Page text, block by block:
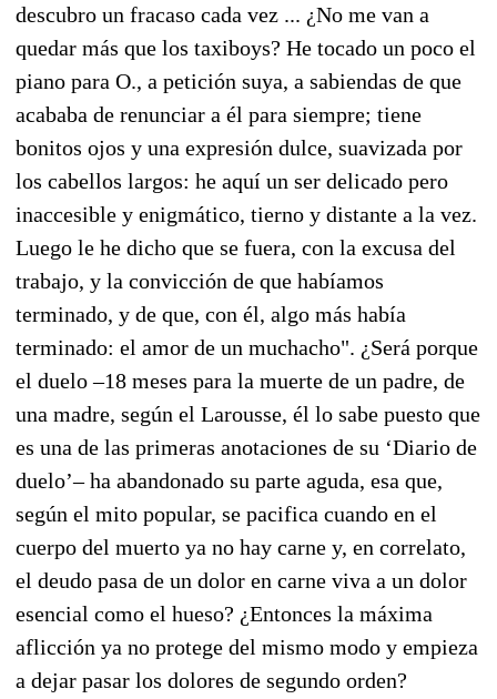
descubro un fracaso cada vez ... ¿No me van a
quedar más que los taxiboys? He tocado un poco el
piano para O., a petición suya, a sabiendas de que
acababa de renunciar a él para siempre; tiene
bonitos ojos y una expresión dulce, suavizada por
los cabellos largos: he aquí un ser delicado pero
inaccesible y enigmático, tierno y distante a la vez.
Luego le he dicho que se fuera, con la excusa del
trabajo, y la convicción de que habíamos
terminado, y de que, con él, algo más había
terminado: el amor de un muchacho". ¿Será porque
el duelo –18 meses para la muerte de un padre, de
una madre, según el Larousse, él lo sabe puesto que
es una de las primeras anotaciones de su ‘Diario de
duelo’– ha abandonado su parte aguda, esa que,
según el mito popular, se pacifica cuando en el
cuerpo del muerto ya no hay carne y, en correlato,
el deudo pasa de un dolor en carne viva a un dolor
esencial como el hueso? ¿Entonces la máxima
aflicción ya no protege del mismo modo y empieza
a dejar pasar los dolores de segundo orden?